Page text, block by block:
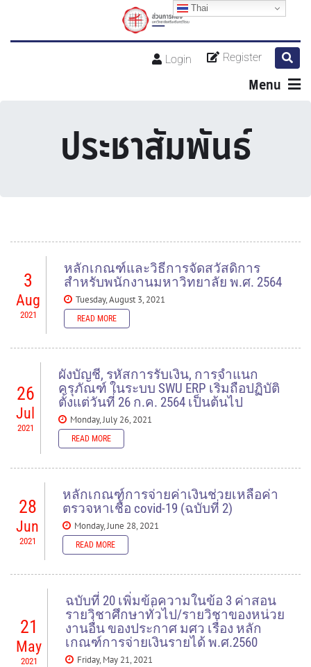
Register
Login
Menu
ประชาสัมพันธ์
3
Aug
2021
หลักเกณฑ์และวิธีการจัดสวัสดิการ
สำหรับพนักงานมหาวิทยาลัย พ.ศ. 2564
Tuesday, August 3, 2021
READ MORE
26
Jul
2021
ผังบัญชี, รหัสการรับเงิน, การจำแนก
ครุภัณฑ์ ในระบบ SWU ERP เริ่มถือปฏิบัติ
ตั้งแต่วันที่ 26 ก.ค. 2564 เป็นต้นไป
Monday, July 26, 2021
READ MORE
28
Jun
2021
หลักเกณฑ์การจ่ายค่าเงินช่วยเหลือค่า
ตรวจหาเชื้อ covid-19 (ฉบับที่ 2)
Monday, June 28, 2021
READ MORE
21
May
2021
ฉบับที่ 20 เพิ่มข้อความในข้อ 3 ค่าสอน
รายวิชาศึกษาทั่วไป/รายวิชาของหน่วย
งานอื่น ของประกาศ มศว เรื่อง หลัก
เกณฑ์การจ่ายเงินรายได้ พ.ศ.2560
Friday, May 21, 2021
Thai